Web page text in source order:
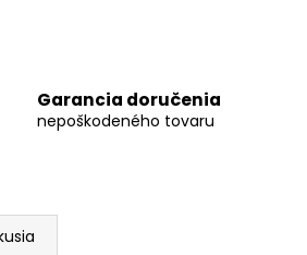
Garancia doručenia
nepoškodeného tovaru